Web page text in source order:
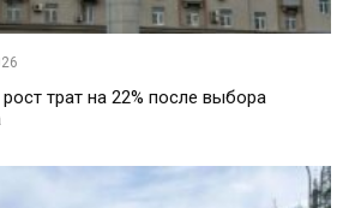
трат на 22% после выбора